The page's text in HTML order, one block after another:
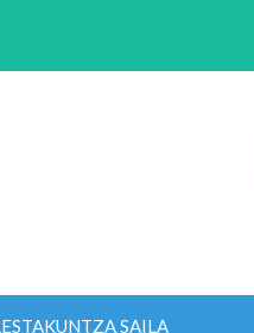
SAILA